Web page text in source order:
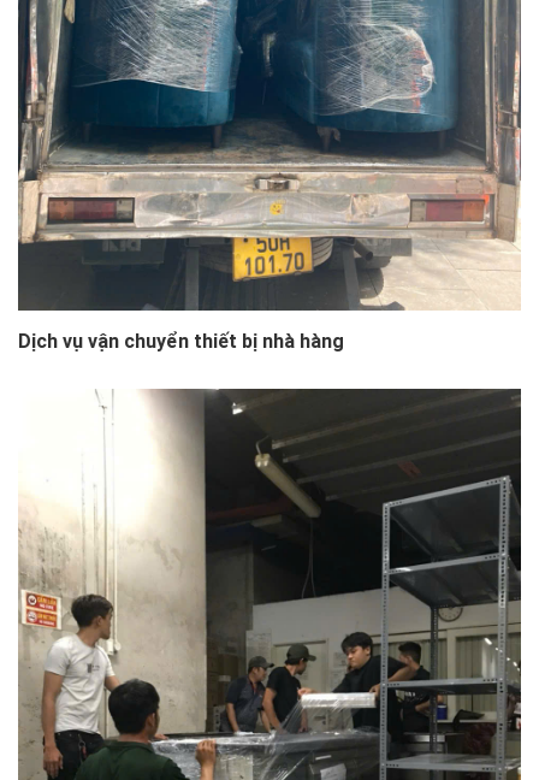
Dịch vụ vận chuyển thiết bị nhà hàng